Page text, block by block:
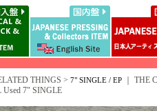
THINGS > 7" SINGLE / EP｜ THE
7" SINGLE